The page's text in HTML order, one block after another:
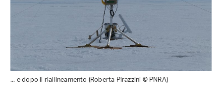
... e dopo il riallineamento (Roberta Pirazzini © PNRA)